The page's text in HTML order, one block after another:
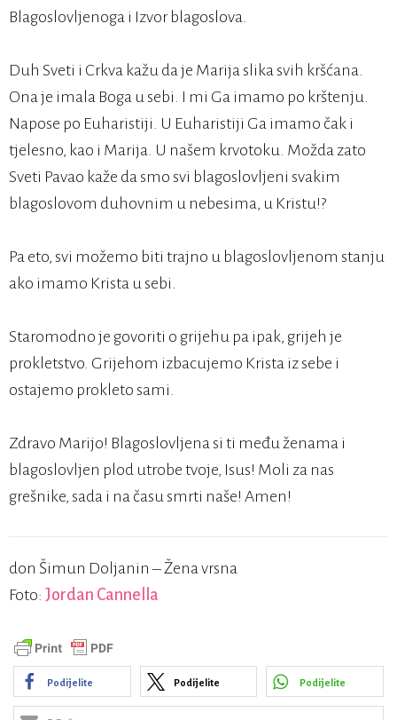
Blagoslovljenoga i Izvor blagoslova.
Duh Sveti i Crkva kažu da je Marija slika svih kršćana.
Ona je imala Boga u sebi. I mi Ga imamo po krštenju.
Napose po Euharistiji. U Euharistiji Ga imamo čak i
tjelesno, kao i Marija. U našem krvotoku. Možda zato
Sveti Pavao kaže da smo svi blagoslovljeni svakim
blagoslovom duhovnim u nebesima, u Kristu!?
Pa eto, svi možemo biti trajno u blagoslovljenom stanju
ako imamo Krista u sebi.
Staromodno je govoriti o grijehu pa ipak, grijeh je
prokletstvo. Grijehom izbacujemo Krista iz sebe i
ostajemo prokleto sami.
Zdravo Marijo! Blagoslovljena si ti među ženama i
blagoslovljen plod utrobe tvoje, Isus! Moli za nas
grešnike, sada i na času smrti naše! Amen!
don Šimun Doljanin – Žena vrsna
Foto: Jordan Cannella
Podijelite Podijelite Podijelite